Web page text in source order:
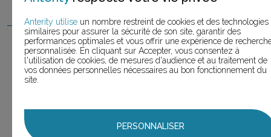
Arnaud Le Gouefflec(1 slogan)
ArnaudMontebourg (3 slogans)
ArnaudMontebourg
ArnaudMontebourg
(1 slogan)
Anterity utilise un nombre restreint de cookies et des technologies
similaires pour assurer la sécurité de son site, garantir des
performances optimales et vous offrir une expérience de
personnalisée. En cliquant sur Accepter, vous consentez à
l'utilisation de cookies, de mesures d'audience et au traitement de
vos données personnelles nécessaires au bon fonctionnement du
site.
PERSONNALISER